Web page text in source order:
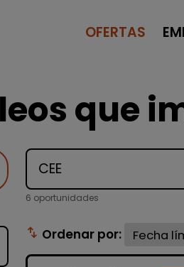
OFERTAS
que
6 oportunidades
swap_vert Ordenar por: